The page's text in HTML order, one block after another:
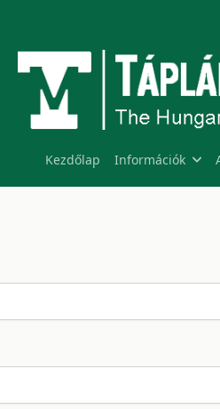
Kezdőlap Információk